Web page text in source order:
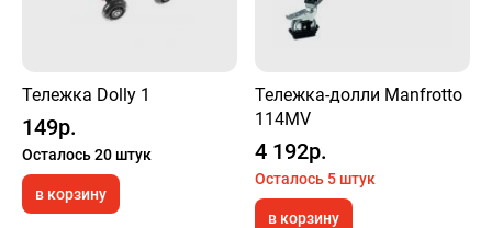
Тележка Dolly 1
149р.
Осталось 20 штук
в корзину
Тележка-долли Manfrotto
114MV
4 192р.
Осталось 5 штук
в корзину